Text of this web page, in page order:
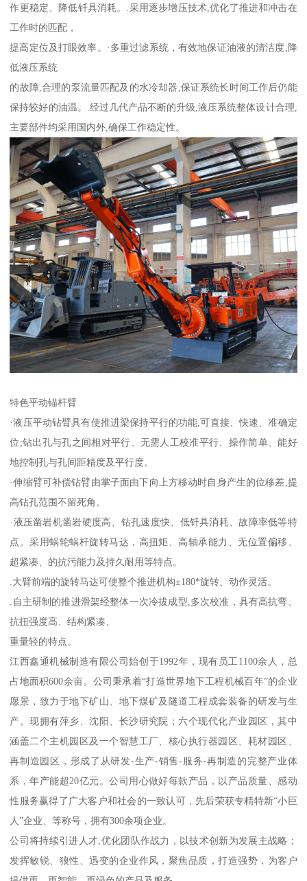
作更稳定、降低钎具消耗。.采用逐步增压技术,优化了推进和冲击在
工作时的匹配，
提高定位及打眼效率。·多重过滤系统，有效地保证油液的清洁度,降
低液压系统
的故障,合理的泵流量匹配及的水冷却器,保证系统长时间工作后仍能
保持较好的油温。.经过几代产品不断的升级,液压系统整体设计合理,
主要部件均采用国内外,确保工作稳定性。
特色平动锚杆臂
·液压平动钻臂具有使推进梁保持平行的功能,可直接、快速、准确定
位;钻出孔与孔之间相对平行、无需人工校准平行、操作简单、能好
地控制孔与孔间距精度及平行度。
·伸缩臂可补偿钻臂由掌子面由下向上方移动时自身产生的位移差,提
高钻孔范围不留死角。
·液压凿岩机凿岩硬度高、钻孔速度快、低钎具消耗、故障率低等特
点。采用蜗轮蜗杆旋转马达，高扭矩、高轴承能力、无位置偏移、
超紧凑、的抗污能力及持久耐用等特点。
.大臂前端的旋转马达可使整个推进机构±180*旋转、动作灵活。
.自主研制的推进滑架经整体一次冷拔成型,多次校准，具有高抗弯、
抗扭强度高、结构紧凑、
重量轻的特点。
江西鑫通机械制造有限公司始创于1992年，现有员工1100余人，总
占地面积600余亩。公司秉承着“打造世界地下工程机械百年”的企业
愿景，致力于地下矿山、地下煤矿及隧道工程成套装备的研发与生
产。现拥有萍乡、沈阳、长沙研究院；六个现代化产业园区，其中
涵盖二个主机园区及一个智慧工厂、核心执行器园区、耗材园区、
再制造园区，形成了从研发-生产-销售-服务-再制造的完整产业体
系，年产能超20亿元。公司用心做好每款产品，以产品质量、感动
性服务赢得了广大客户和社会的一致认可，先后荣获专精特新“小巨
人”企业、等称号，拥有300余项企业。
公司将持续引进人才,优化团队作战力，以技术创新为发展主战略；
发挥敏锐、狼性、迅变的企业作风，聚焦品质，打造强势，为客户